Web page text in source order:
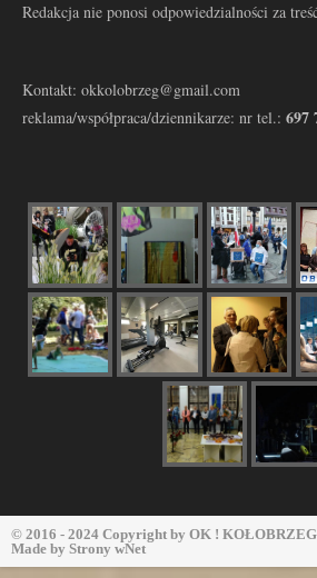
Redakcja nie ponosi odpowiedzialności za
Kontakt: okkolobrzeg@gmail.com
reklama/współpraca/dziennikarze: nr tel.: 697
© 2016 - 2024 Copyright by OK ! KOŁOBRZEG
Made by Strony wNet